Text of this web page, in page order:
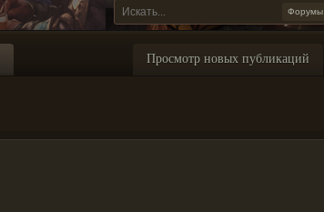
Форумы
Просмотр новых публикаций